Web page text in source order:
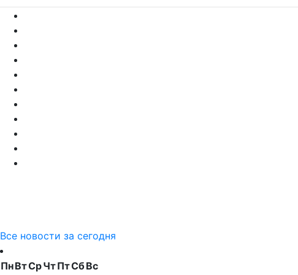
Все новости за сегодня
ПнВтСрЧтПтСбВс